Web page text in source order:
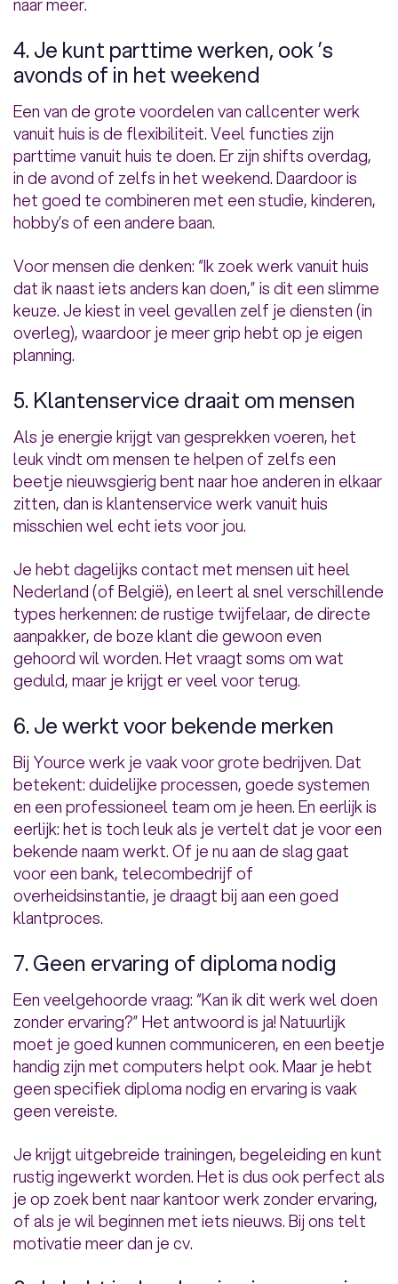
4. Je kunt parttime werken, ook ’s
avonds of in het weekend
Een van de grote voordelen van callcenter werk
vanuit huis is de flexibiliteit. Veel functies zijn
parttime vanuit huis te doen. Er zijn shifts overdag,
in de avond of zelfs in het weekend. Daardoor is
het goed te combineren met een studie, kinderen,
hobby’s of een andere baan.
Voor mensen die denken: “Ik zoek werk vanuit huis
dat ik naast iets anders kan doen,” is dit een slimme
keuze. Je kiest in veel gevallen zelf je diensten (in
overleg), waardoor je meer grip hebt op je eigen
planning.
5. Klantenservice draait om mensen
Als je energie krijgt van gesprekken voeren, het
leuk vindt om mensen te helpen of zelfs een
beetje nieuwsgierig bent naar hoe anderen in elkaar
zitten, dan is klantenservice werk vanuit huis
misschien wel echt iets voor jou.
Je hebt dagelijks contact met mensen uit heel
Nederland (of België), en leert al snel verschillende
types herkennen: de rustige twijfelaar, de directe
aanpakker, de boze klant die gewoon even
gehoord wil worden. Het vraagt soms om wat
geduld, maar je krijgt er veel voor terug.
6. Je werkt voor bekende merken
Bij Yource werk je vaak voor grote bedrijven. Dat
betekent: duidelijke processen, goede systemen
en een professioneel team om je heen. En eerlijk is
eerlijk: het is toch leuk als je vertelt dat je voor een
bekende naam werkt. Of je nu aan de slag gaat
voor een bank, telecombedrijf of
overheidsinstantie, je draagt bij aan een goed
klantproces.
7. Geen ervaring of diploma nodig
Een veelgehoorde vraag: “Kan ik dit werk wel doen
zonder ervaring?” Het antwoord is ja! Natuurlijk
moet je goed kunnen communiceren, en een beetje
handig zijn met computers helpt ook. Maar je hebt
geen specifiek diploma nodig en ervaring is vaak
geen vereiste.
Je krijgt uitgebreide trainingen, begeleiding en kunt
rustig ingewerkt worden. Het is dus ook perfect als
je op zoek bent naar kantoor werk zonder ervaring,
of als je wil beginnen met iets nieuws. Bij ons telt
motivatie meer dan je cv.